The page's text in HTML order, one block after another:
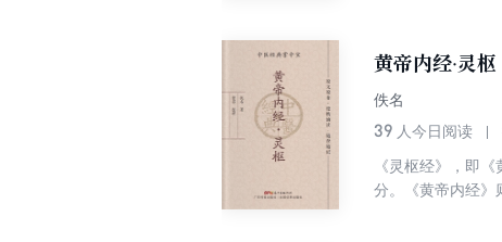
黄帝内经·灵枢
佚名
39 人今日阅读
《灵枢经》，即
分。《黄帝内经》